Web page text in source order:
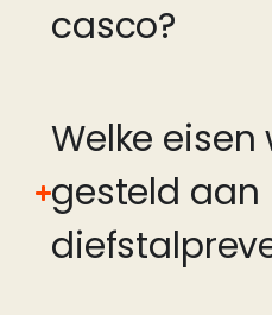
casco?
Welke eisen
gesteld aan